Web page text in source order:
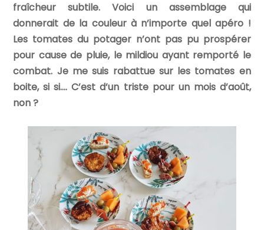
fraîcheur subtile. Voici un assemblage qui
donnerait de la couleur à n’importe quel apéro !
Les tomates du potager n’ont pas pu prospérer
pour cause de pluie, le mildiou ayant remporté le
combat. Je me suis rabattue sur les tomates en
boite, si si…. C’est d’un triste pour un mois d’août,
non ?